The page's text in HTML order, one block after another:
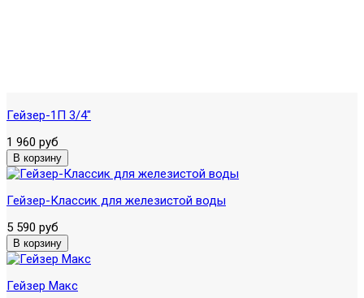
Гейзер-1П 3/4"
1 960 руб
Гейзер-Классик для железистой воды
5 590 руб
Гейзер Макс